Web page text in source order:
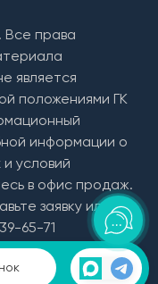
Все права
является
положениями ГК
информации о
условий
в офис продаж.
заявку или
65-71
и политика